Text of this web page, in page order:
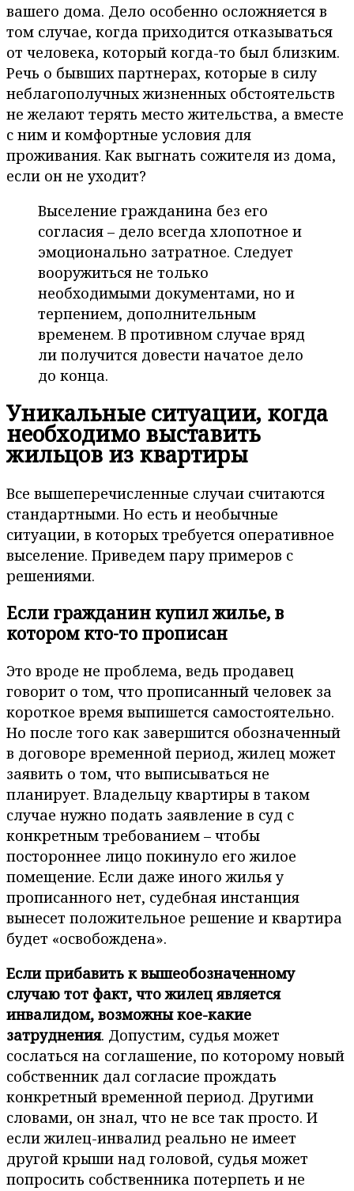
вашего дома. Дело особенно осложняется в
том случае, когда приходится отказываться
от человека, который когда-то был близким.
Речь о бывших партнерах, которые в силу
неблагополучных жизненных обстоятельств
не желают терять место жительства, а вместе
с ним и комфортные условия для
проживания. Как выгнать сожителя из дома,
если он не уходит?
Выселение гражданина без его
согласия – дело всегда хлопотное и
эмоционально затратное. Следует
вооружиться не только
необходимыми документами, но и
терпением, дополнительным
временем. В противном случае вряд
ли получится довести начатое дело
до конца.
Уникальные ситуации, когда
необходимо выставить
жильцов из квартиры
Все вышеперечисленные случаи считаются
стандартными. Но есть и необычные
ситуации, в которых требуется оперативное
выселение. Приведем пару примеров с
решениями.
Если гражданин купил жилье, в
котором кто-то прописан
Это вроде не проблема, ведь продавец
говорит о том, что прописанный человек за
короткое время выпишется самостоятельно.
Но после того как завершится обозначенный
в договоре временной период, жилец может
заявить о том, что выписываться не
планирует. Владельцу квартиры в таком
случае нужно подать заявление в суд с
конкретным требованием – чтобы
постороннее лицо покинуло его жилое
помещение. Если даже иного жилья у
прописанного нет, судебная инстанция
вынесет положительное решение и квартира
будет «освобождена».
Если прибавить к вышеобозначенному
случаю тот факт, что жилец является
инвалидом, возможны кое-какие
затруднения. Допустим, судья может
сослаться на соглашение, по которому новый
собственник дал согласие прождать
конкретный временной период. Другими
словами, он знал, что не все так просто. И
если жилец-инвалид реально не имеет
другой крыши над головой, судья может
попросить собственника потерпеть и не